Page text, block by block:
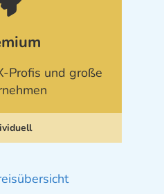
Profis und große